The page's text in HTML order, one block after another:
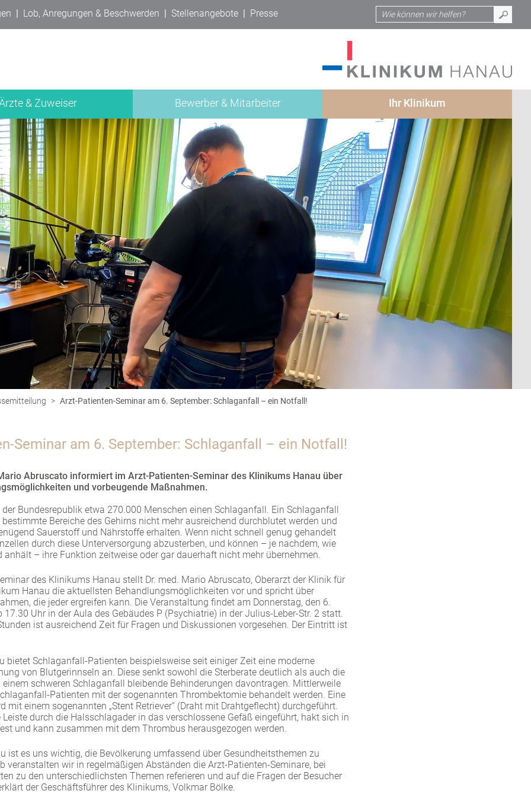
| Lob, Anregungen & Beschwerden | Stellenangebote | Presse
& Zuweiser Bewerber & Mitarbeiter Ihr Klinikum
> Arzt-Patienten-Seminar am 6. September: Schlaganfall – ein Notfall!
Seminar am 6. September: Schlaganfall – ein Notfall!
Abruscato informiert im Arzt-Patienten-Seminar des Klinikums Hanau über
und vorbeugende Maßnahmen.
Bundesrepublik etwa 270.000 Menschen einen Schlaganfall. Ein Schlaganfall
Bereiche des Gehirns nicht mehr ausreichend durchblutet werden und
Sauerstoff und Nährstoffe erhalten. Wenn nicht schnell genug gehandelt
durch diese Unterversorgung abzusterben, und können – je nachdem, wie
anhält – ihre Funktion zeitweise oder gar dauerhaft nicht mehr übernehmen.
des Klinikums Hanau stellt Dr. med. Mario Abruscato, Oberarzt der Klinik für
Hanau die aktuellsten Behandlungsmöglichkeiten vor und spricht über
die jeder ergreifen kann. Die Veranstaltung findet am Donnerstag, den 6.
17.30 Uhr in der Aula des Gebäudes P (Psychiatrie) in der Julius-Leber-Str. 2 statt.
ist ausreichend Zeit für Fragen und Diskussionen vorgesehen. Der Eintritt ist
bietet Schlaganfall-Patienten beispielsweise seit einiger Zeit eine moderne
von Blutgerinnseln an. Diese senkt sowohl die Sterberate deutlich als auch die
einem schweren Schlaganfall bleibende Behinderungen davontragen. Mittlerweile
Patienten mit der sogenannten Thrombektomie behandelt werden. Eine
mit einem sogenannten „Stent Retriever“ (Draht mit Drahtgeflecht) durchgeführt.
Leiste durch die Halsschlagader in das verschlossene Gefäß eingeführt, hakt sich in
und kann zusammen mit dem Thrombus herausgezogen werden.
ist es uns wichtig, die Bevölkerung umfassend über Gesundheitsthemen zu
veranstalten wir in regelmäßigen Abständen die Arzt-Patienten-Seminare, bei
zu den unterschiedlichsten Themen referieren und auf die Fragen der Besucher
der Geschäftsführer des Klinikums, Volkmar Bölke.